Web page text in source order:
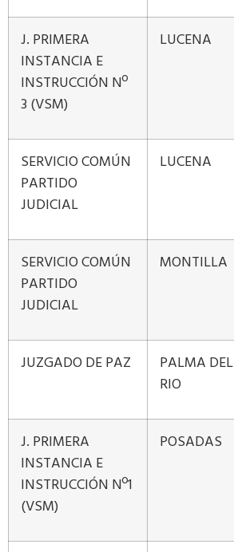
J. PRIMERA
INSTANCIA E
INSTRUCCIÓN Nº
3 (VSM)
LUCENA
SERVICIO COMÚN
PARTIDO
JUDICIAL
LUCENA
SERVICIO COMÚN
PARTIDO
JUDICIAL
MONTILLA
JUZGADO DE PAZ
PALMA DEL
RIO
J. PRIMERA
INSTANCIA E
INSTRUCCIÓN Nº1
(VSM)
POSADAS